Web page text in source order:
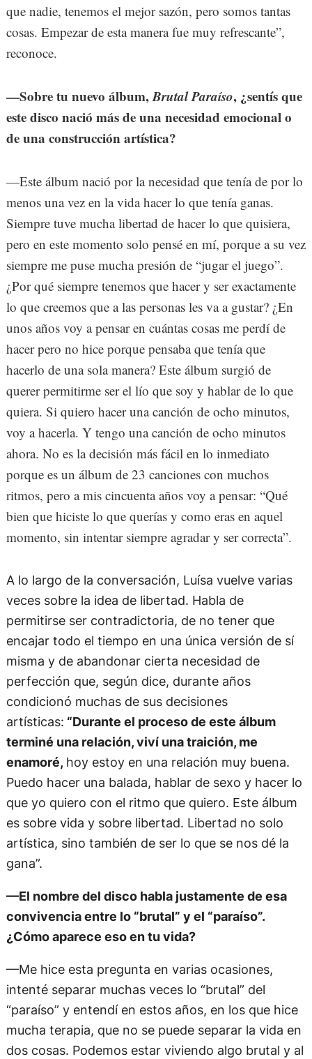
que nadie, tenemos el mejor sazón, pero somos tantas
cosas. Empezar de esta manera fue muy refrescante”,
reconoce.
—Sobre tu nuevo álbum,Brutal Paraíso, ¿sentís que
este disco nació más de una necesidad emocional o
de una construcción artística?
—Este álbum nació por la necesidad que tenía de por lo
menos una vez en la vida hacer lo que tenía ganas.
Siempre tuve mucha libertad de hacer lo que quisiera,
pero en este momento solo pensé en mí, porque a su vez
siempre me puse mucha presión de “jugar el juego”.
¿Por qué siempre tenemos que hacer y ser exactamente
lo que creemos que a las personas les va a gustar? ¿En
unos años voy a pensar en cuántas cosas me perdí de
hacer pero no hice porque pensaba que tenía que
hacerlo de una sola manera? Este álbum surgió de
querer permitirme ser el lío que soy y hablar de lo que
quiera. Si quiero hacer una canción de ocho minutos,
voy a hacerla. Y tengo una canción de ocho minutos
ahora. No es la decisión más fácil en lo inmediato
porque es un álbum de 23 canciones con muchos
ritmos, pero a mis cincuenta años voy a pensar: “Qué
bien que hiciste lo que querías y como eras en aquel
momento, sin intentar siempre agradar y ser correcta”.
A lo largo de la conversación, Luísa vuelve varias
veces sobre la idea de libertad. Habla de
permitirse ser contradictoria, de no tener que
encajar todo el tiempo en una única versión de sí
misma y de abandonar cierta necesidad de
perfección que, según dice, durante años
condicionó muchas de sus decisiones
artísticas: “Durante el proceso de este álbum
terminé una relación, viví una traición, me
enamoré, hoy estoy en una relación muy buena.
Puedo hacer una balada, hablar de sexo y hacer lo
que yo quiero con el ritmo que quiero. Este álbum
es sobre vida y sobre libertad. Libertad no solo
artística, sino también de ser lo que se nos dé la
gana”.
—El nombre del disco habla justamente de esa
convivencia entre lo “brutal” y el “paraíso”.
¿Cómo aparece eso en tu vida?
—Me hice esta pregunta en varias ocasiones,
intenté separar muchas veces lo “brutal” del
“paraíso” y entendí en estos años, en los que hice
mucha terapia, que no se puede separar la vida en
dos cosas. Podemos estar viviendo algo brutal y al